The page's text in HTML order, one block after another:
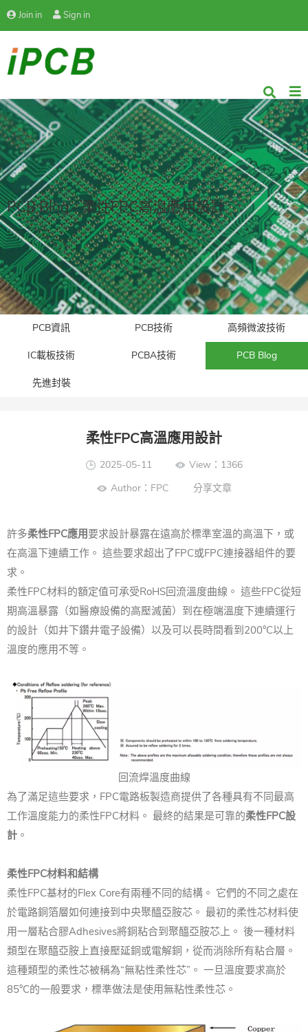
Join in Sign in
PCB Blog - 柔性FPC高溫應用設計
PCB資訊 PCB技術 高頻微波技術
IC載板技術 PCBA技術 PCB Blog
先進封裝​
柔性FPC高溫應用設計
2025-05-11
View：1366
Author：FPC 分享文章
許多柔性FPC應用要求設計暴露在遠高於標準室溫的高溫下，或
在高溫下連續工作。 這些要求超出了FPC或FPC連接器組件的要
求。
柔性FPC材料的額定值可承受RoHS回流溫度曲線。 這些FPC從短
期高溫暴露（如醫療設備的高壓滅菌）到在極端溫度下連續運行
的設計（如井下鑽井電子設備）以及可以長時間看到200°C以上
溫度的應用不等。
回流焊溫度曲線
為了滿足這些要求，FPC電路板製造商提供了各種具有不同最高
工作溫度能力的柔性FPC材料。 最終的結果是可靠的柔性FPC設
計 。
柔性FPC材料和結構
柔性FPC基材的Flex Core有兩種不同的結構。 它們的不同之處在
於電路銅箔層如何連接到中央聚醯亞胺芯。 最初的柔性芯材料使
用一層粘合膠Adhesives將銅粘合到聚醯亞胺芯上。 後一種材料
類型在聚醯亞胺上直接壓延銅或電解銅，從而消除所有粘合層。
這種類型的柔性芯被稱為“無粘性柔性芯”。 一旦溫度要求高於
85°C的一般要求，標準做法是使用無粘性柔性芯。